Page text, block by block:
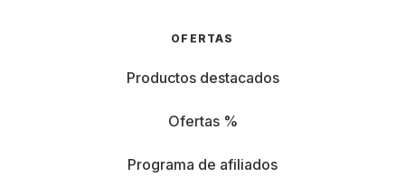
OFERTAS
Productos destacados
Ofertas %
Programa de afiliados